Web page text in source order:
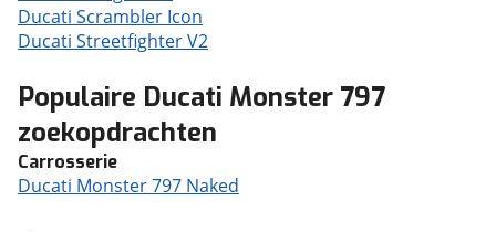
Ducati Scrambler Icon
Ducati Streetfighter V2
Populaire Ducati Monster 797
zoekopdrachten
Carrosserie
Ducati Monster 797 Naked